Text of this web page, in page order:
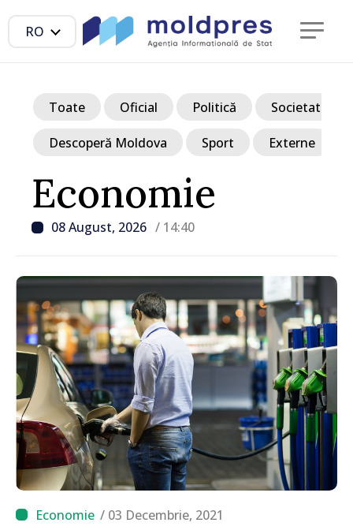
RO
Economie
08 August, 2026 / 14:40
Toate Oficial Politică Societate
Descoperă Moldova Sport Externe
/ 03 Decembrie, 2021